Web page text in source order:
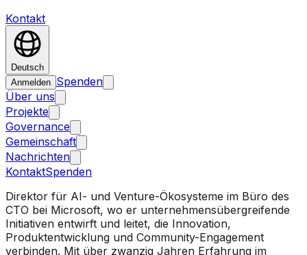
Kontakt
Deutsch
Anmelden Spenden
Über uns
Projekte
Governance
Gemeinschaft
Nachrichten
KontaktSpenden
Direktor für AI- und Venture-Ökosysteme im Büro des
CTO bei Microsoft, wo er unternehmensübergreifende
Initiativen entwirft und leitet, die Innovation,
Produktentwicklung und Community-Engagement
verbinden. Mit über zwanzig Jahren Erfahrung im